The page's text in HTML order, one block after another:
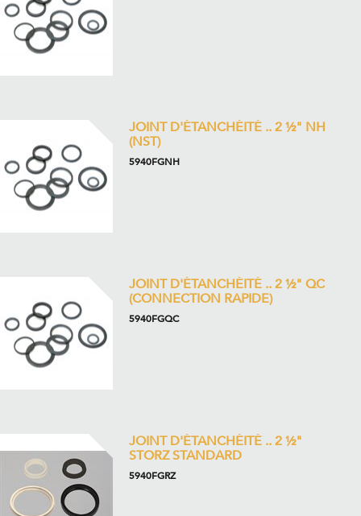
JOINT D'ÉTANCHÉITÉ .. 2 ½" NH
(NST)
5940FGNH
JOINT D'ÉTANCHÉITÉ .. 2 ½" QC
(CONNECTION RAPIDE)
5940FGQC
JOINT D'ÉTANCHÉITÉ .. 2 ½"
STORZ STANDARD
5940FGRZ